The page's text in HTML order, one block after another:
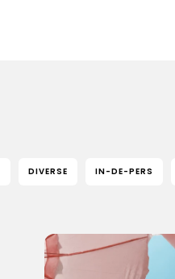
DIVERSE IN-DE-PERS